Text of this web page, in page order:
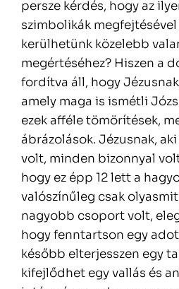
persze kérdés, hogy az
szimbolikák
kerülhetünk közelebb
megértéséhez? Hiszen a
fordítva áll, hogy
amely maga is ismétli
ezek afféle tömörítések,
ábrázolások. Jézusnak,
volt, minden bizonnyal
hogy ez épp 12 lett a
valószínűleg csak
nagyobb csoport volt,
hogy fenntartson egy
később elterjesszen egy
kifejlődhet egy vallás és